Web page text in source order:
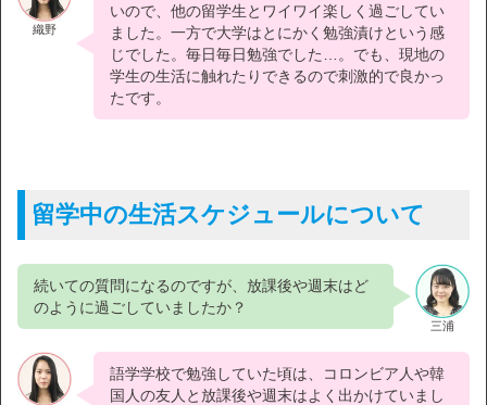
織野
いので、他の留学生とワイワイ楽しく過ごしてい
ました。一方で大学はとにかく勉強漬けという感
じでした。毎日毎日勉強でした…。でも、現地の
学生の生活に触れたりできるので刺激的で良かっ
たです。
留学中の生活スケジュールについて
三浦
続いての質問になるのですが、放課後や週末はど
のように過ごしていましたか？
語学学校で勉強していた頃は、コロンビア人や韓
国人の友人と放課後や週末はよく出かけていまし